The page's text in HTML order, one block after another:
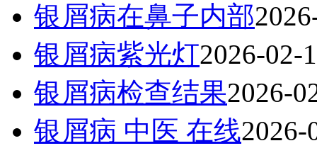
银屑病在鼻子内部
银屑病紫光灯2026-02-
银屑病检查结果2026-
银屑病 中医 在线2026-